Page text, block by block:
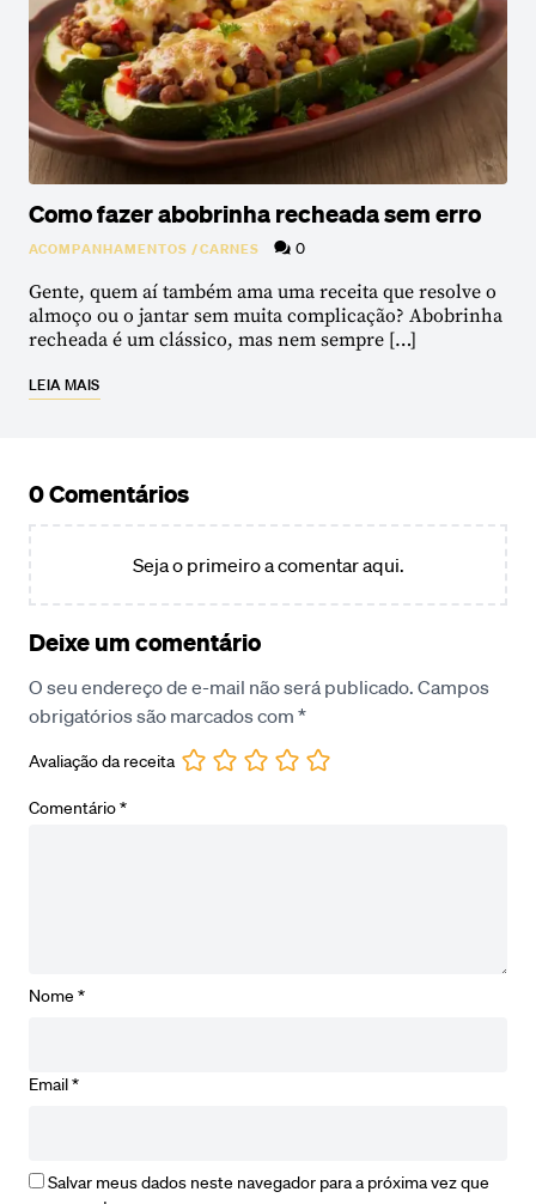
Como fazer abobrinha recheada sem erro
ACOMPANHAMENTOS /CARNES 0
Gente, quem aí também ama uma receita que resolve o
almoço ou o jantar sem muita complicação? Abobrinha
recheada é um clássico, mas nem sempre […]
LEIA MAIS
0 Comentários
Seja o primeiro a comentar aqui.
Deixe um comentário
O seu endereço de e-mail não será publicado. Campos
obrigatórios são marcados com *
Avaliação da receita
Comentário*
Nome *
Email*
Salvar meus dados neste navegador para a próxima vez que